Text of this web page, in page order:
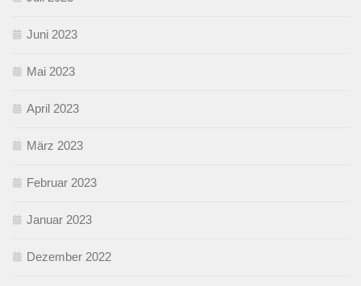
Juni 2023
Mai 2023
April 2023
März 2023
Februar 2023
Januar 2023
Dezember 2022